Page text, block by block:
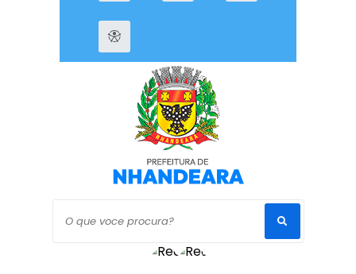
O que voce procura?